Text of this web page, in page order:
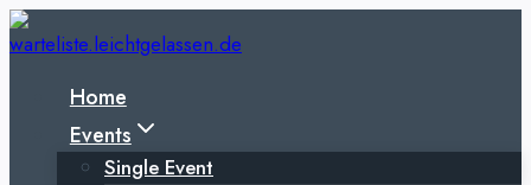
Zum
Inhalt
springenHome
Events
Single Event